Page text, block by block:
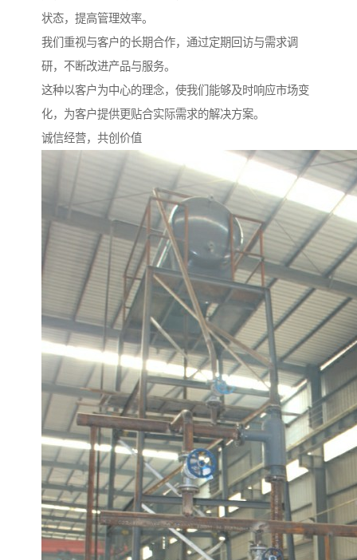
状态，提高管理效率。
我们重视与客户的长期合作，通过定期回访与需求调
研，不断改进产品与服务。
这种以客户为中心的理念，使我们能够及时响应市场变
化，为客户提供更贴合实际需求的解决方案。
诚信经营，共创价值